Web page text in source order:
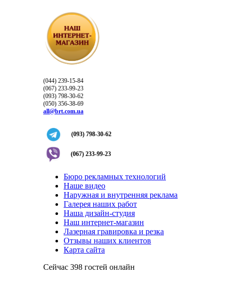
(044) 239-15-84
(067) 233-99-23
(093) 798-30-62
(050) 356-38-69
all@brt.com.ua
(093) 798-30-62
(067) 233-99-23
Бюро рекламных технологий
Наше видео
Наружная и внутренняя реклама
Галерея наших работ
Наша дизайн-студия
Наш интернет-магазин
Лазерная гравировка и резка
Отзывы наших клиентов
Карта сайта
Сейчас 398 гостей онлайн